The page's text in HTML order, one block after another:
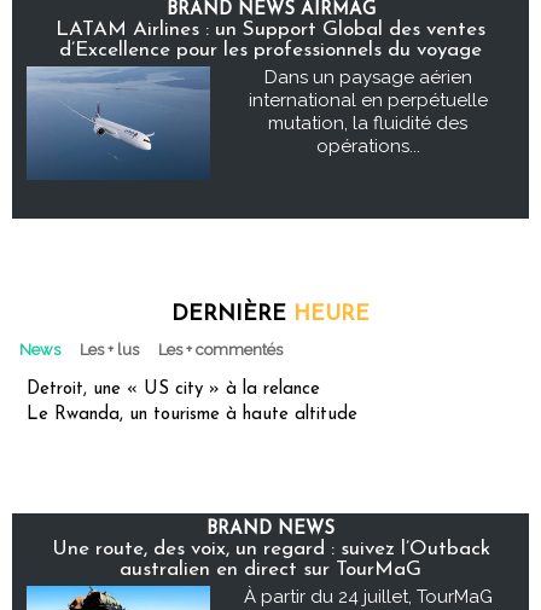
BRAND NEWS AIRMAG
LATAM Airlines : un Support Global des ventes
d’Excellence pour les professionnels du voyage
Dans un paysage aérien
international en perpétuelle
mutation, la fluidité des
opérations...
DERNIÈRE HEURE
News Les + lus Les + commentés
Detroit, une « US city » à la relance
Le Rwanda, un tourisme à haute altitude
BRAND NEWS
Une route, des voix, un regard : suivez l’Outback
australien en direct sur TourMaG
À partir du 24 juillet, TourMaG